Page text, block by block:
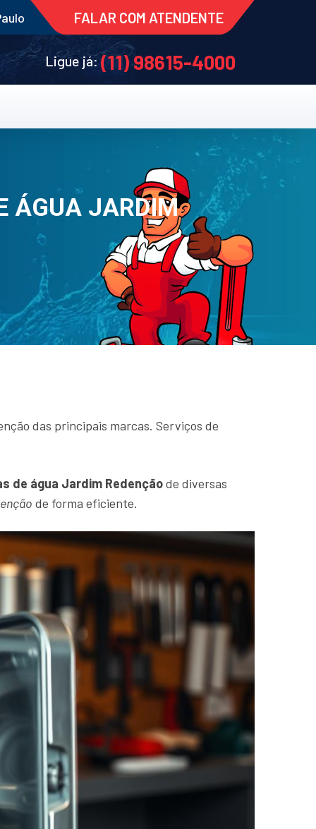
FALAR COM ATENDENTE
Ligue já:(11) 98615-4000
ÁGUA JARDIM
das principais marcas. Serviços de
de água Jardim Redençãode diversas
de forma eficiente.